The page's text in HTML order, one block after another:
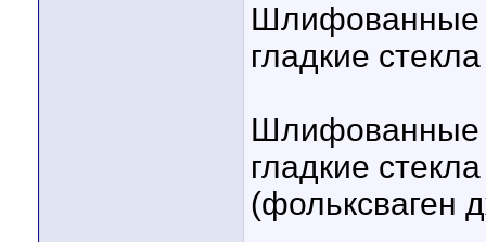
Шлифованные
гладкие
Шлифованные
гладкие
(фольксваген